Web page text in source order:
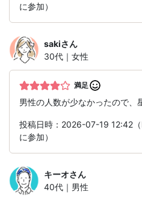
に参加）
sakiさん
30代｜女性
満足
男性の人数が少なかったので、
投稿日時：2026-07-19 12:42
に参加）
キーオさん
40代｜男性